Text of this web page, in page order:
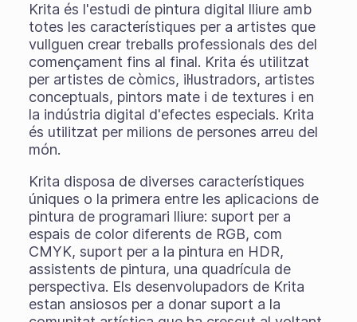
Krita és l'estudi de pintura digital lliure amb
totes les característiques per a artistes que
vullguen crear treballs professionals des del
començament fins al final. Krita és utilitzat
per artistes de còmics, il·lustradors, artistes
conceptuals, pintors mate i de textures i en
la indústria digital d'efectes especials. Krita
és utilitzat per milions de persones arreu del
món.
Krita disposa de diverses característiques
úniques o la primera entre les aplicacions de
pintura de programari lliure: suport per a
espais de color diferents de RGB, com
CMYK, suport per a la pintura en HDR,
assistents de pintura, una quadrícula de
perspectiva. Els desenvolupadors de Krita
estan ansiosos per a donar suport a la